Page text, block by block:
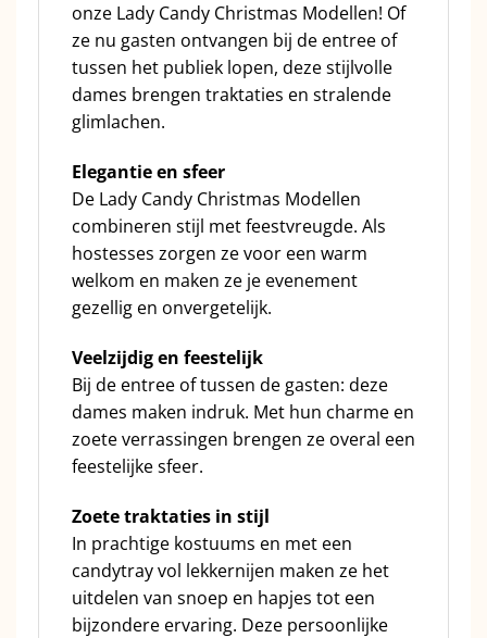
onze Lady Candy Christmas Modellen! Of
ze nu gasten ontvangen bij de entree of
tussen het publiek lopen, deze stijlvolle
dames brengen traktaties en stralende
glimlachen.
Elegantie en sfeer
De Lady Candy Christmas Modellen
combineren stijl met feestvreugde. Als
hostesses zorgen ze voor een warm
welkom en maken ze je evenement
gezellig en onvergetelijk.
Veelzijdig en feestelijk
Bij de entree of tussen de gasten: deze
dames maken indruk. Met hun charme en
zoete verrassingen brengen ze overal een
feestelijke sfeer.
Zoete traktaties in stijl
In prachtige kostuums en met een
candytray vol lekkernijen maken ze het
uitdelen van snoep en hapjes tot een
bijzondere ervaring. Deze persoonlijke